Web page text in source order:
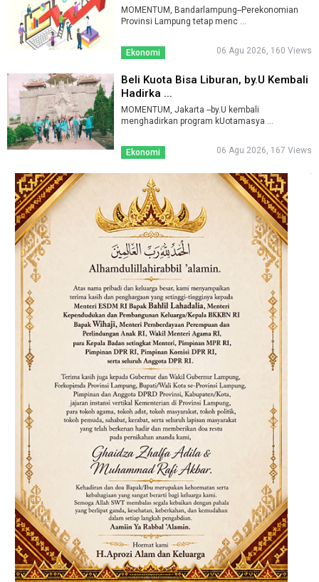
MOMENTUM, Bandarlampung--Perekonomian
Provinsi Lampung tetap menc ...
Ekonomi 06 Agu 2026, 160 Views
Beli Kuota Bisa Liburan, by.U Kembali
Hadirka ...
MOMENTUM, Jakarta --by.U kembali
menghadirkan program kUotamasya ...
Ekonomi 06 Agu 2026, 167 Views